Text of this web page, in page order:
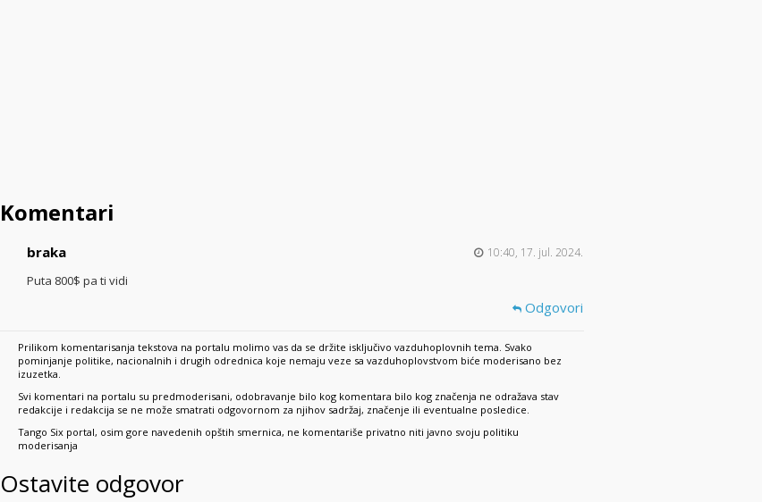
Komentari
braka 10:40, 17. jul. 2024.
Puta 800$ pa ti vidi
Odgovori
Prilikom komentarisanja tekstova na portalu molimo vas da se držite isključivo vazduhoplovnih tema. Svako
pominjanje politike, nacionalnih i drugih odrednica koje nemaju veze sa vazduhoplovstvom biće moderisano bez
izuzetka.
Svi komentari na portalu su predmoderisani, odobravanje bilo kog komentara bilo kog značenja ne odražava stav
redakcije i redakcija se ne može smatrati odgovornom za njihov sadržaj, značenje ili eventualne posledice.
Tango Six portal, osim gore navedenih opštih smernica, ne komentariše privatno niti javno svoju politiku
moderisanja
Ostavite odgovor